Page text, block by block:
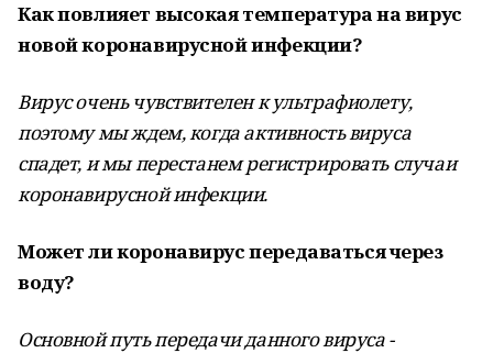
Как повлияет высокая температура на вирус
новой коронавирусной инфекции?
Вирус очень чувствителен к ультрафиолету,
поэтому мы ждем, когда активность вируса
спадет, и мы перестанем регистрировать случаи
коронавирусной инфекции.
Может ли коронавирус передаваться через
воду?
Основной путь передачи данного вируса -